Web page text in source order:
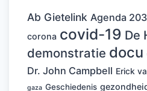
Ab Gietelink Agenda
corona covid-19 De
demonstratie docu
Dr. John Campbell Erick
gaza Geschiedenis